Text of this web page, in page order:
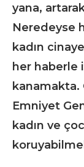
yana,
Neredeyse
kadın
her haberle
kanamakta.
Emniyet
kadın ve